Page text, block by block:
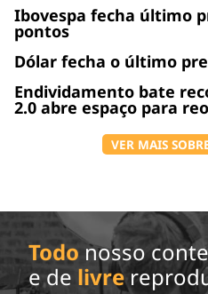
Ibovespa fecha último
pontos
Dólar fecha o último
Endividamento bate
2.0 abre espaço para
VER MAIS
Todo nosso
e de livre